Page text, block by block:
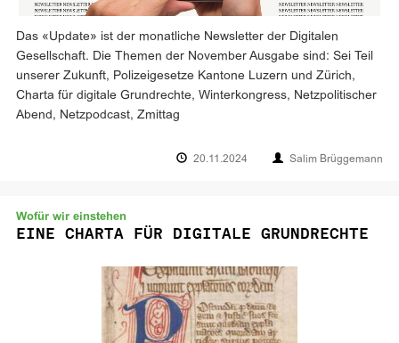
Das «Update» ist der monatliche Newsletter der Digitalen
Gesellschaft. Die Themen der November Ausgabe sind: Sei Teil
unserer Zukunft, Polizeigesetze Kantone Luzern und Zürich,
Charta für digitale Grundrechte, Winterkongress, Netzpolitischer
Abend, Netzpodcast, Zmittag
20.11.2024 Salim Brüggemann
Wofür wir einstehen
EINE CHARTA FÜR DIGITALE GRUNDRECHTE